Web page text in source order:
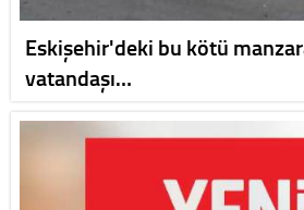
Eskişehir'deki bu kötü
vatandaşı…